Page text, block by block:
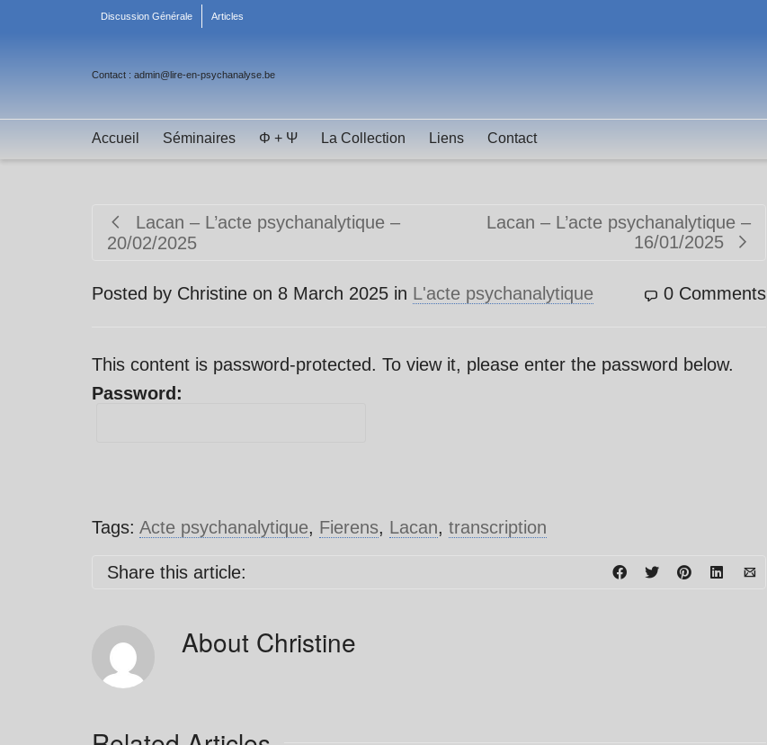
Discussion Générale Articles
Contact : admin@lire-en-psychanalyse.be
Accueil Séminaires Φ + Ψ La Collection Liens Contact
Lacan – L’acte psychanalytique –
20/02/2025
Lacan – L’acte psychanalytique –
16/01/2025
Posted by Christine on 8 March 2025 in L'acte psychanalytique 0 Comments
This content is password-protected. To view it, please enter the password below.
Password:
Tags: Acte psychanalytique, Fierens, Lacan, transcription
Share this article:
About Christine